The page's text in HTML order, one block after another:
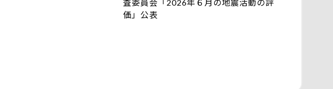
査委員会「2026年６月の地震活動の評
価」公表